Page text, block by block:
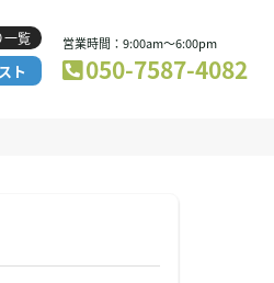
一覧
ト
営業時間：9:00am～6:00pm
050-7587-4082